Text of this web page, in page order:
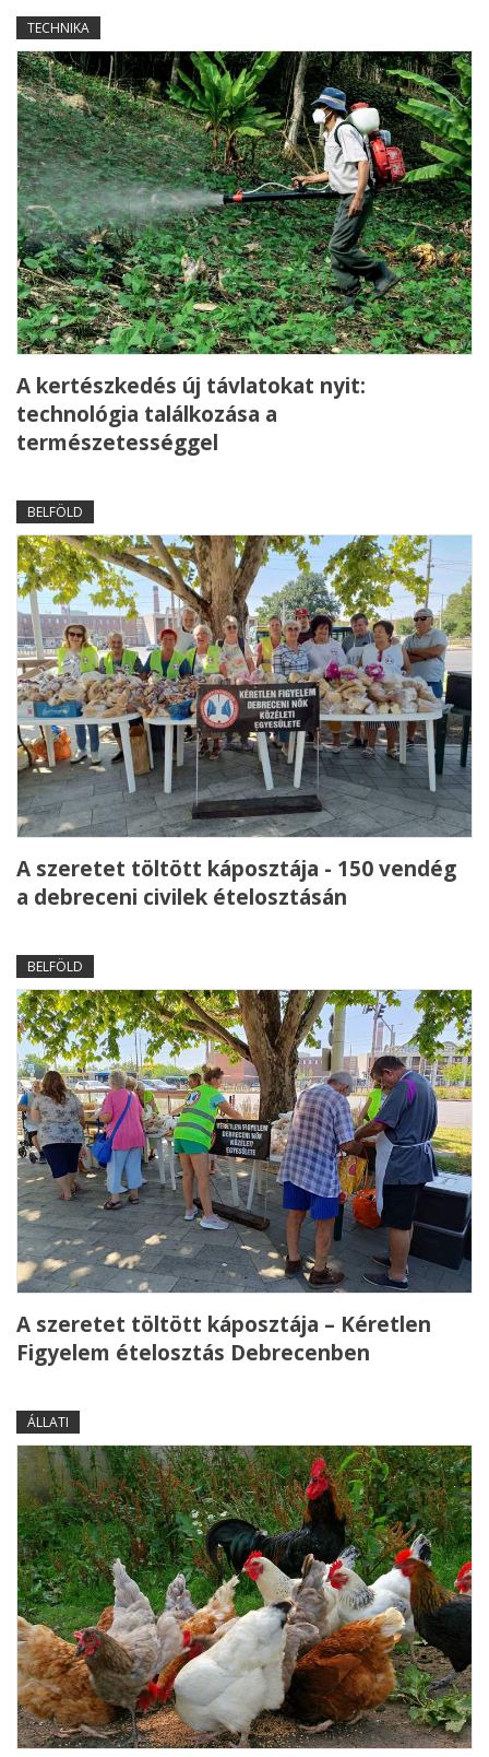
TECHNIKA
A kertészkedés új távlatokat nyit:
technológia találkozása a
természetességgel
BELFÖLD
A szeretet töltött káposztája - 150 vendég
a debreceni civilek ételosztásán
BELFÖLD
A szeretet töltött káposztája – Kéretlen
Figyelem ételosztás Debrecenben
ÁLLATI